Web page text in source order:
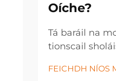
Oíche?
Tá baráil na
tionscail
foirgnimh a
FEICHDH NÍOS